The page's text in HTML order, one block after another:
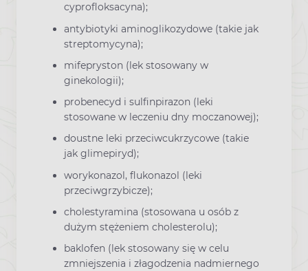
cyprofloksacyna);
antybiotyki aminoglikozydowe (takie jak
streptomycyna);
mifepryston (lek stosowany w
ginekologii);
probenecyd i sulfinpirazon (leki
stosowane w leczeniu dny moczanowej);
doustne leki przeciwcukrzycowe (takie
jak glimepiryd);
worykonazol, flukonazol (leki
przeciwgrzybicze);
cholestyramina (stosowana u osób z
dużym stężeniem cholesterolu);
baklofen (lek stosowany się w celu
zmniejszenia i złagodzenia nadmiernego